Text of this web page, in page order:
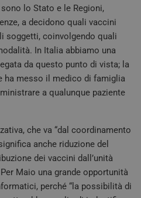
lo Stato e le Regioni,
a decidono quali vaccini
soggetti, coinvolgendo quali
In Italia abbiamo una
da questo punto di vista; la
ha messo il medico di famiglia
a qualunque paziente
che va “dal coordinamento
anche riduzione del
dei vaccini dall’unità
Maio una grande opportunità
perché “la possibilità di